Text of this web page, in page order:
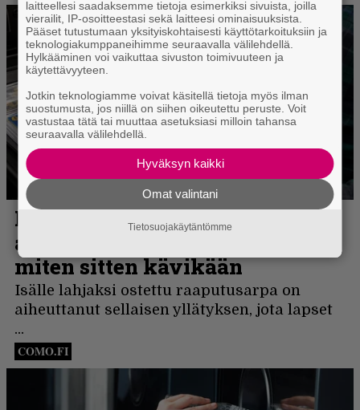
laitteellesi saadaksemme tietoja esimerkiksi sivuista, joilla
vierailit, IP-osoitteestasi sekä laitteesi ominaisuuksista.
Pääset tutustumaan yksityiskohtaisesti käyttötarkoituksiin ja
teknologiakumppaneihimme seuraavalla välilehdellä.
Hylkääminen voi vaikuttaa sivuston toimivuuteen ja
käytettävyyteen.
Jotkin teknologiamme voivat käsitellä tietoja myös ilman
suostumusta, jos niillä on siihen oikeutettu peruste. Voit
vastustaa tätä tai muuttaa asetuksiasi milloin tahansa
seuraavalla välilehdellä.
Hyväksyn kaikki
Omat valintani
Tietosuojakäytäntömme